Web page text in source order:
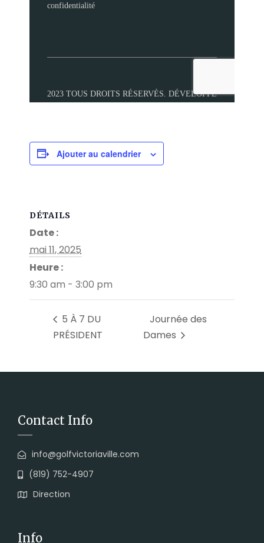
Ajouter au calendrier
DÉTAILS
Date :
mai 11, 2025
Heure :
9:30 am - 3:00 pm
5 À 7 DU
PRÉSIDENT
Journée des
Dames
Contact Info
info@golfvictoriaville.com
(819) 752-4907
Direction
Info